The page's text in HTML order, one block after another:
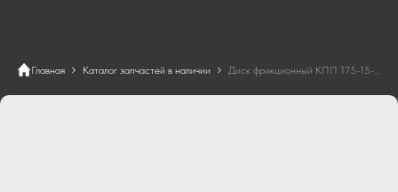
Главная Каталог запчастей в наличии